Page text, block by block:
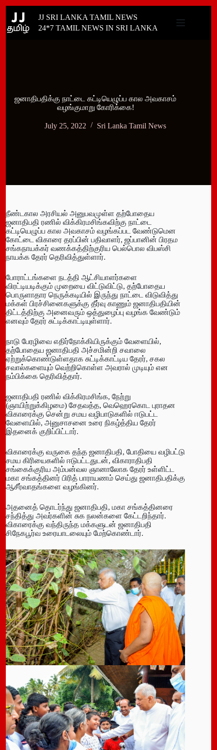
content
JJ SRI LANKA TAMIL NEWS
24*7 TAMIL NEWS IN SRI LANKA
ஜனாதிபதிக்கு நாட்டை கட்டியெழுப்ப கால அவகாசம்
வழங்குமாறு கோரிக்கை!
July 25, 2022 Sri Lanka Tamil News
நீண்டகால அரசியல் அனுபவமுள்ள தற்போதைய
ஜனாதிபதி ரணில் விக்கிரமசிங்கவிற்கு நாட்டை
கட்டியெழுப்ப கால அவகாசம் வழங்கப்பட வேண்டுமென
கோட்டை விகாரை தரப்பின் பதிவாளர், ஜப்பானின் பிரதம
சங்கநாயக்கர் வணக்கத்திற்குரிய பெல்பொல விபஸ்சி
நாயக்க தேரர் தெரிவித்துள்ளார்.
போராட்டங்களை நடத்தி ஆட்சியாளர்களை
விரட்டியடிக்கும் முறையை விட்டுவிட்டு, தற்போதைய
பொருளாதார நெருக்கடியில் இருந்து நாட்டை விடுவித்து
மக்கள் பிரச்சினைகளுக்கு தீர்வு காணும் ஜனாதிபதியின்
திட்டத்திற்கு அனைவரும் ஒத்துழைப்பு வழங்க வேண்டும்
எனவும் தேரர் சுட்டிக்காட்டியுள்ளார்.
நாடு பேரழிவை எதிர்நோக்கியிருக்கும் வேளையில்,
தற்போதைய ஜனாதிபதி அச்சமின்றி சவாலை
ஏற்றுக்கொண்டுள்ளதாக சுட்டிக்காட்டிய தேரர், சகல
சவால்களையும் வெற்றிகொள்ள அவரால் முடியும் என
நம்பிக்கை தெரிவித்தார்.
ஜனாதிபதி ரணில் விக்கிரமசிங்க, நேற்று
(ஞாயிற்றுக்கிழமை) சேதவத்த, வெஹெரகொட புராதன
விகாரைக்கு சென்று சமய வழிபாடுகளில் ஈடுபட்ட
வேளையில், அனுசாசனை உரை நிகழ்த்திய தேரர்
இதனைக் குறிப்பிட்டார்.
விகாரைக்கு வருகை தந்த ஜனாதிபதி, போதியை வழிபட்டு
சமய கிரியைகளில் ஈடுபட்டதுடன், விகாராதிபதி
சங்கைக்குரிய அம்பன்வல ஞானாலோக தேரர் உள்ளிட்ட
மகா சங்கத்தினர் பிரித் பாராயணம் செய்து ஜனாதிபதிக்கு
ஆசீர்வாதங்களை வழங்கினர்.
அதனைத் தொடர்ந்து ஜனாதிபதி, மகா சங்கத்தினரை
சந்தித்து அவர்களின் சுக நலன்களை கேட்டறிந்தார்.
விகாரைக்கு வந்திருந்த மக்களுடன் ஜனாதிபதி
சிநேகபூர்வ உரையாடலையும் மேற்கொண்டார்.